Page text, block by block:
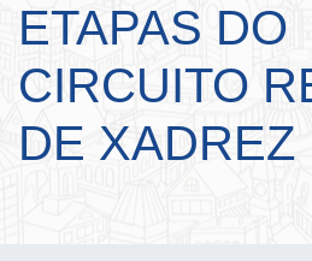
ETAPAS DO
CIRCUITO
DE XADREZ